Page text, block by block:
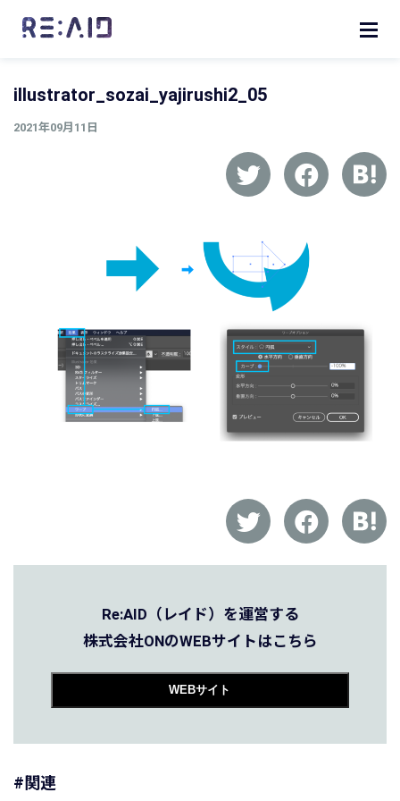
illustrator_sozai_yajirushi2_05
2021年09月11日
Re:AID（レイド）を運営する
株式会社ONのWEBサイトはこちら
WEBサイト
#関連